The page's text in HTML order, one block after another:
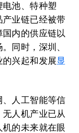
池、特种塑
业链已经被带
内的供应链以
同时，深圳、
兴起和发展显
人工智能等信
人机产业已从
的未来就在眼